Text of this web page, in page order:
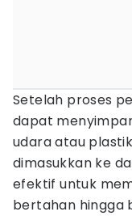
Setelah proses
dapat
udara atau plastik
dimasukkan ke
efektif untuk
bertahan hingga